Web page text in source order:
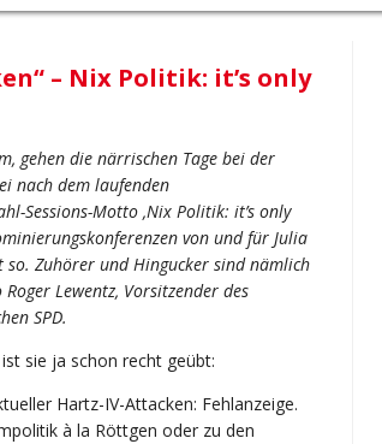
– Nix Politik: it’s only
gehen die närrischen Tage bei der
nach dem laufenden
Sessions-Motto ‚Nix Politik: it’s only
von und für Julia
so. Zuhörer und Hingucker sind nämlich
Lewentz, Vorsitzender des
SPD.
sie ja schon recht geübt:
Hartz-IV-Attacken: Fehlanzeige.
à la Röttgen oder zu den